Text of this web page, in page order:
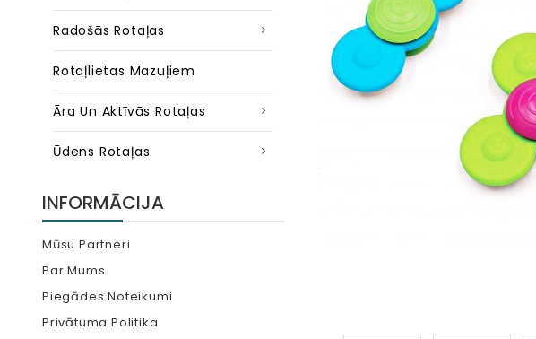
Radošās Rotaļas
Rotaļlietas Mazuļiem
Āra Un Aktīvās Rotaļas
Ūdens Rotaļas
INFORMĀCIJA
Mūsu Partneri
Par Mums
Piegādes Noteikumi
Privātuma Politika